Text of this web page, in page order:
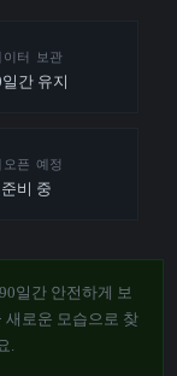
이터 보관
간 유지
오픈 예정
준비 중
일간 안전하게 보
새로운 모습으로 찾
.